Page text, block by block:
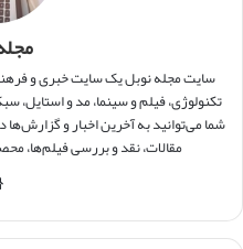
سایت مجله نوبل یک سایت خبری و
تکنولوژی، فیلم و سینما، مد و
شما می‌توانید به آخرین اخبار و
مقالات، نقد و بررسی فیلم‌ها،